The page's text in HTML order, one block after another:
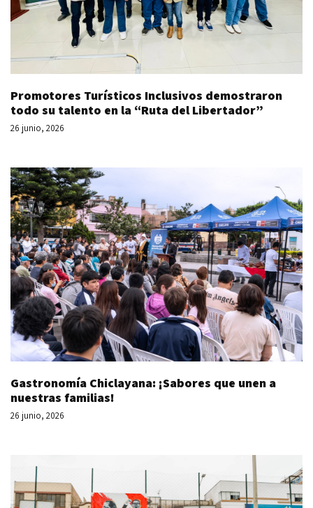
Promotores Turísticos Inclusivos demostraron
todo su talento en la “Ruta del Libertador”
26 junio, 2026
Gastronomía Chiclayana: ¡Sabores que unen a
nuestras familias!
26 junio, 2026